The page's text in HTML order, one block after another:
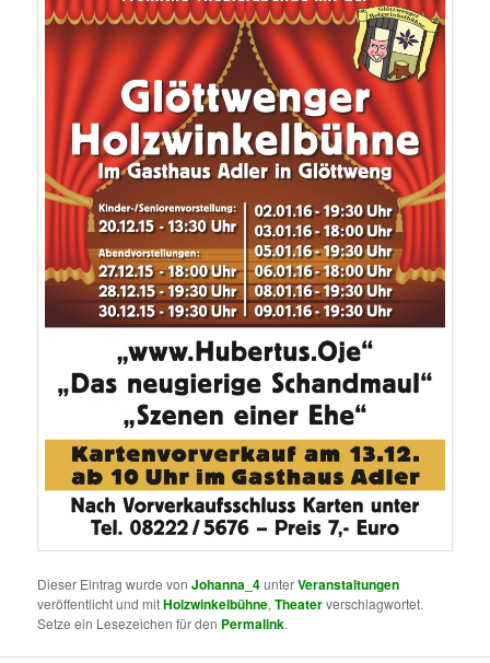
Dieser Eintrag wurde vonJohanna_4unterVeranstaltungen
veröffentlicht und mitHolzwinkelbühne,Theaterverschlagwortet.
Setze ein Lesezeichen für den Permalink.